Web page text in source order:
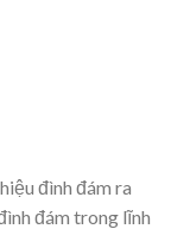
đình đám ra
đám trong lĩnh